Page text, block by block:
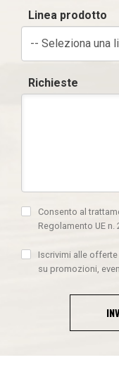
Linea prodotto
-- Seleziona una
Richieste
Consento al
Regolamento UE n.
Iscrivimi alle
su promozioni,